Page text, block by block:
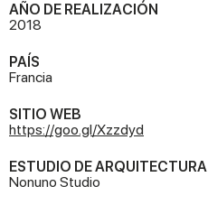
AÑO DE REALIZACIÓN
2018
PAÍS
Francia
SITIO WEB
https://goo.gl/Xzzdyd
ESTUDIO DE ARQUITECTURA
Nonuno Studio